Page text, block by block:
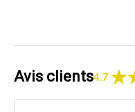
Avis clients4.7